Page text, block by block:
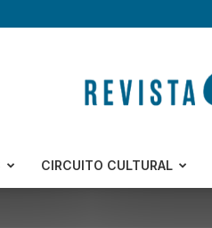
CIRCUITO CULTURAL